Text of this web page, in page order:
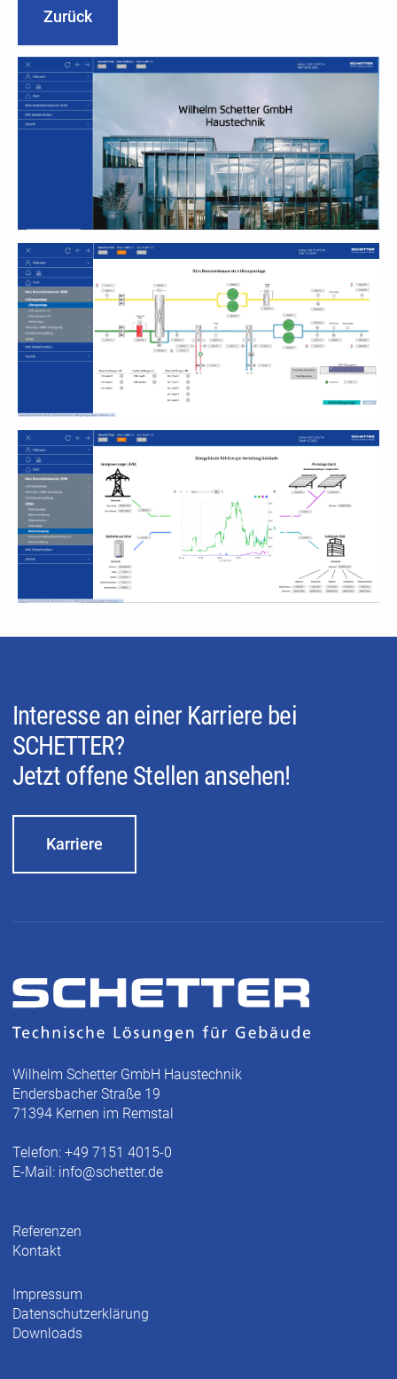
Zurück
Interesse an einer Karriere bei
SCHETTER?
Jetzt offene Stellen ansehen!
Karriere
Wilhelm Schetter GmbH Haustechnik
Endersbacher Straße 19
71394 Kernen im Remstal
Telefon: +49 7151 4015-0
E-Mail: info@schetter.de
Referenzen
Kontakt
Impressum
Datenschutzerklärung
Downloads